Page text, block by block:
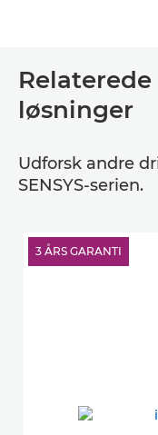
løsninger
Udforsk andre
SENSYS-serien.
3 ÅRS GARANTI